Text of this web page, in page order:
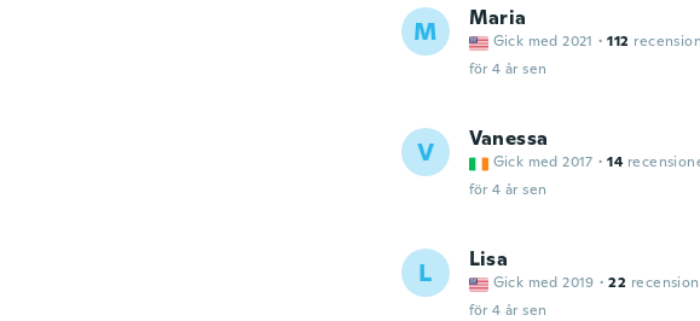
M Maria
Gick med 2021 · 112
för 4 år sen
V Vanessa
Gick med 2017 · 14
för 4 år sen
L Lisa
Gick med 2019 · 22
för 4 år sen